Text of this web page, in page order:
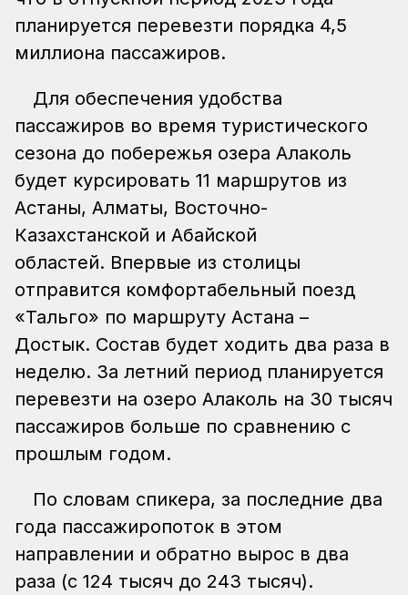
планируется перевезти порядка 4,5
миллиона пассажиров.
Для обеспечения удобства
пассажиров во время туристического
сезона до побережья озера Алаколь
будет курсировать 11 маршрутов из
Астаны, Алматы, Восточно-
Казахстанской и Абайской
областей. Впервые из столицы
отправится комфортабельный поезд
«Тальго» по маршруту Астана –
Достык. Состав будет ходить два раза в
неделю. За летний период планируется
перевезти на озеро Алаколь на 30 тысяч
пассажиров больше по сравнению с
прошлым годом.
По словам спикера, за последние два
года пассажиропоток в этом
направлении и обратно вырос в два
раза (с 124 тысяч до 243 тысяч).